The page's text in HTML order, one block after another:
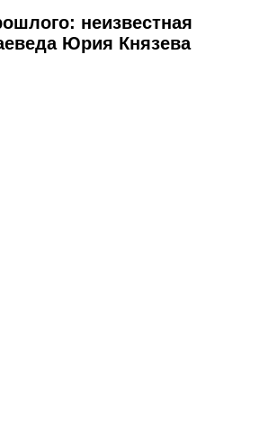
неизвестная
Юрия Князева